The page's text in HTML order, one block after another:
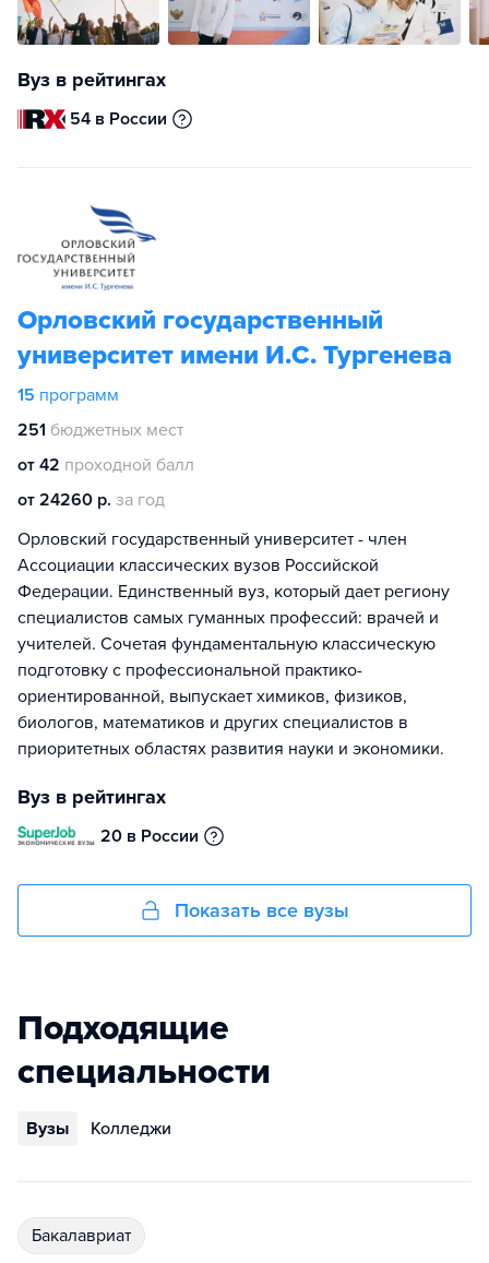
Вуз в рейтингах
54 в России
Орловский государственный
университет имени И.С. Тургенева
15 программ
251 бюджетных мест
от 42 проходной балл
от 24260 р. за год
Орловский государственный университет - член
Ассоциации классических вузов Российской
Федерации. Единственный вуз, который дает региону
специалистов самых гуманных профессий: врачей и
учителей. Сочетая фундаментальную классическую
подготовку с профессиональной практико-
ориентированной, выпускает химиков, физиков,
биологов, математиков и других специалистов в
приоритетных областях развития науки и экономики.
Вуз в рейтингах
20 в России
Показать все вузы
Подходящие
специальности
Вузы Колледжи
бакалавриат